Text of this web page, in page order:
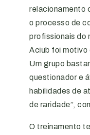
relacionamento
o processo de
profissionais do
Aciub foi motivo
Um grupo
questionador e
habilidades de
de raridade”,
O treinamento